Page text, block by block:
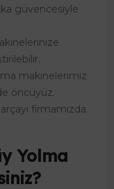
güvencesiyle
makinelerimiz
öncüyüz.
firmamızda
Yolma